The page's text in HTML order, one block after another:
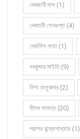
দেবজানী দাস (1)
দেবযানী সেনগুপ্ত (4)
দেবাশিস সাহা (1)
নবকুমার মাইতি (9)
নিশা তালুকদার (2)
নীলম সামন্ত (20)
পরাশর বন্দ্যোপাধ্যায় (1)